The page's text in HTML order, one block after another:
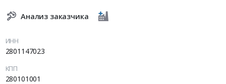
Анализ заказчика
ИНН
2801147023
КПП
280101001